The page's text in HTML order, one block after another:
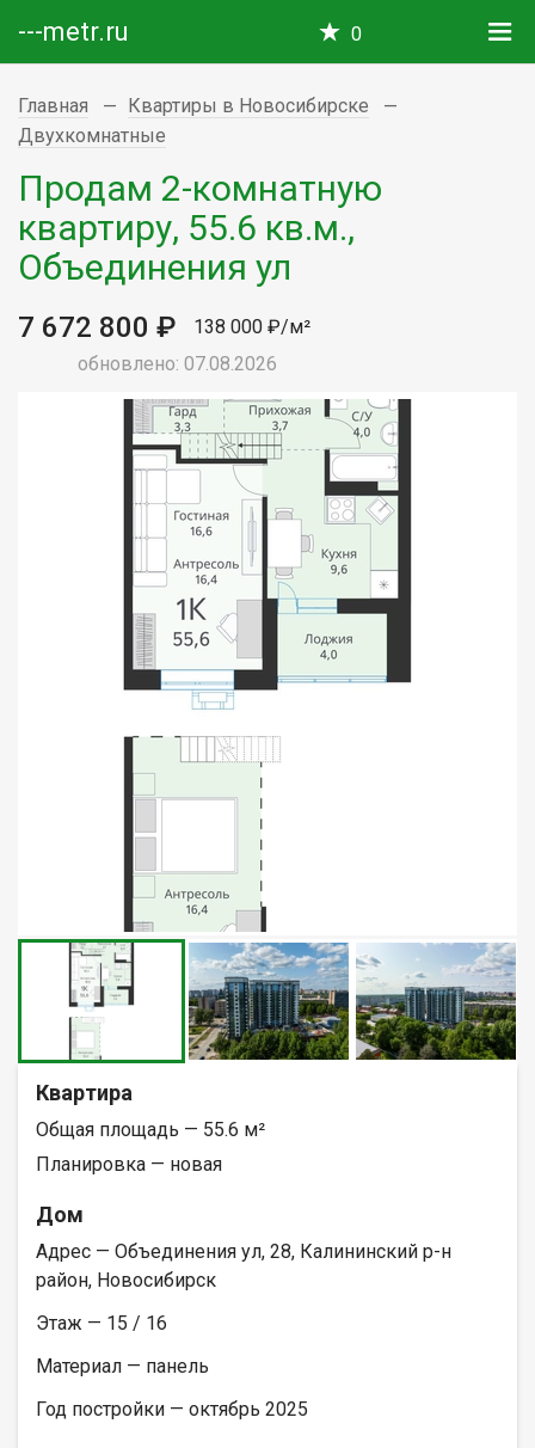
---metr.ru 0
Главная
Квартиры в Новосибирске
Двухкомнатные
Продам 2-комнатную
квартиру, 55.6 кв.м.,
Объединения ул
7 672 800 ₽
138 000 ₽/м²
обновлено: 07.08.2026
Квартира
Общая площадь — 55.6 м²
Планировка — новая
Дом
Адрес — Объединения ул, 28, Калининский р-н
район, Новосибирск
Этаж — 15 / 16
Материал — панель
Год постройки — октябрь 2025